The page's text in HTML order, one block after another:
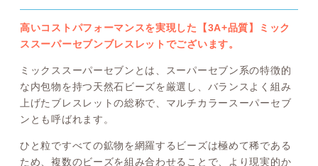
高いコストパフォーマンスを実現した【3A+品質】ミック
ススーパーセブンブレスレットでございます。
ミックススーパーセブンとは、スーパーセブン系の特徴的
な内包物を持つ天然石ビーズを厳選し、バランスよく組み
上げたブレスレットの総称で、マルチカラースーパーセブ
ンとも呼ばれます。
ひと粒ですべての鉱物を網羅するビーズは極めて稀である
ため、複数のビーズを組み合わせることで、より現実的か